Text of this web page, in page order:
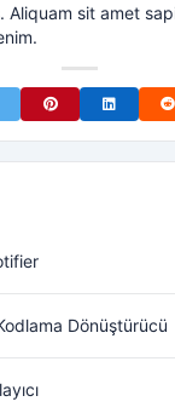
Aliquam sit amet
on Twitter
Share on Pinterest
Share on
Dönüştürücü